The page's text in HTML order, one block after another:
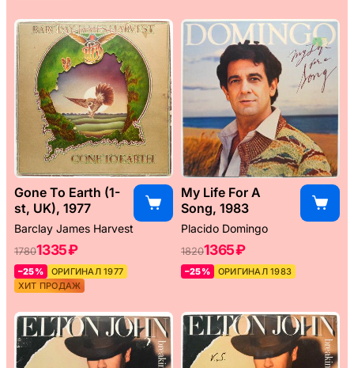
Gone To Earth (1-
st, UK), 1977
Barclay James Harvest
17801335 ₽
–25%
ОРИГИНАЛ 1977
ХИТ ПРОДАЖ
My Life For A
Song, 1983
Placido Domingo
18201365 ₽
–25% ОРИГИНАЛ 1983